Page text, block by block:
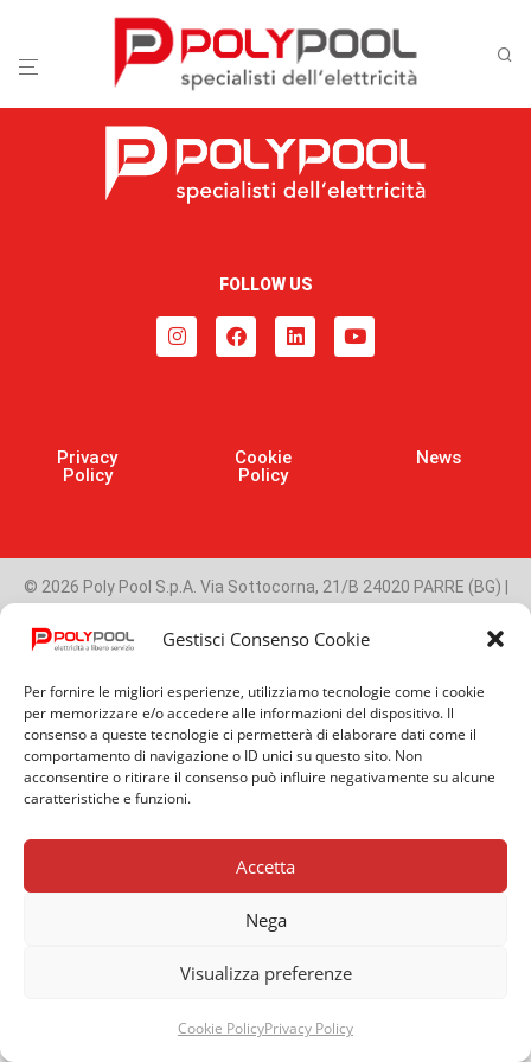
Gestisci Consenso Cookie
Per fornire le migliori esperienze, utilizziamo tecnologie come i cookie
per memorizzare e/o accedere alle informazioni del dispositivo. Il
consenso a queste tecnologie ci permetterà di elaborare dati come il
comportamento di navigazione o ID unici su questo sito. Non
acconsentire o ritirare il consenso può influire negativamente su alcune
caratteristiche e funzioni.
Accetta
Nega
Visualizza preferenze
Cookie PolicyPrivacy Policy
FOLLOW US
Privacy
Policy
Cookie
Policy
News
© 2026 Poly Pool S.p.A. Via Sottocorna, 21/B 24020 PARRE (BG) |
polypool@polypool.it | tel. 035 4104000 | fax 035 702716